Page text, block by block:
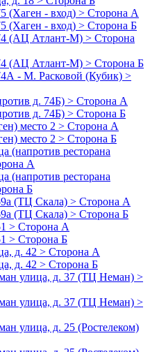
(Хаген - вход) > Сторона А
(Хаген - вход) > Сторона Б
(АЦ Атлант-М) > Сторона
(АЦ Атлант-М) > Сторона Б
- М. Расковой (Кубик) >
д. 74Б) > Сторона А
д. 74Б) > Сторона Б
место 2 > Сторона А
место 2 > Сторона Б
(напротив ресторана
А
(напротив ресторана
Б
(ТЦ Скала) > Сторона А
(ТЦ Скала) > Сторона Б
> Сторона А
> Сторона Б
д. 42 > Сторона А
д. 42 > Сторона Б
улица, д. 37 (ТЦ Неман) >
улица, д. 37 (ТЦ Неман) >
улица, д. 25 (Ростелеком)